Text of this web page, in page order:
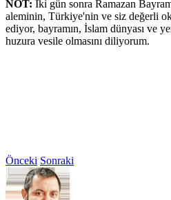
NOT: İki gün sonra Ramazan
aleminin, Türkiye'nin ve siz değerli
ediyor, bayramın, İslam dünyası ve
huzura vesile olmasını diliyorum.
Önceki Sonraki